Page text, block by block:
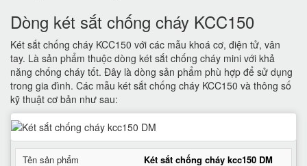
Dòng két sắt chống cháy KCC150
Két sắt chống cháy KCC150 với các mẫu khoá cơ, điện tử, vân
tay. Là sản phẩm thuộc dòng két sắt chống cháy mini với khả
năng chống cháy tốt. Đây là dòng sản phẩm phù hợp để sử dụng
trong gia đình. Các mẫu két sắt chống cháy KCC150 và thông số
kỹ thuật cơ bản như sau:
Tên sản phẩm
Két sắt chống cháy kcc150 DM